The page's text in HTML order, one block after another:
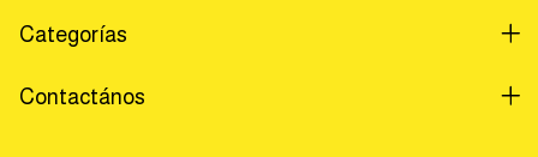
Categorías
Contactános